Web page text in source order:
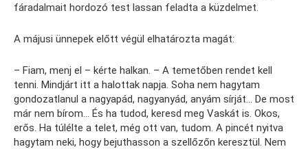
fáradalmait hordozó test lassan feladta a küzdelmet.
A májusi ünnepek előtt végül elhatározta magát:
– Fiam, menj el – kérte halkan. – A temetőben rendet kell
tenni. Mindjárt itt a halottak napja. Soha nem hagytam
gondozatlanul a nagyapád, nagyanyád, anyám sírját… De most
már nem bírom… És ha tudod, keresd meg Vaskát is. Okos,
erős. Ha túlélte a telet, még ott van, tudom. A pincét nyitva
hagytam neki, hogy bejuthasson a szellőzőn keresztül. Nem